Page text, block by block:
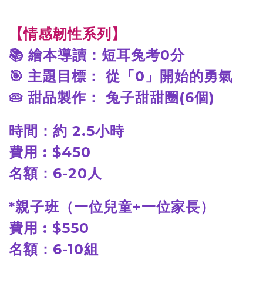
【情感韌性系列】
📚 繪本導讀：短耳兔考0分
🎯 主題目標： 從「0」開始的勇氣
🥧 甜品製作： 兔子甜甜圈(6個)
時間：約 2.5小時
費用 : $450
名額：6-20人
*親子班（一位兒童+一位家長）
費用 : $550
名額：6-10組